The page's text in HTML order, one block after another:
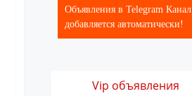
Объявления в Telegram Канал
добавляется автоматически!
Vip объявления